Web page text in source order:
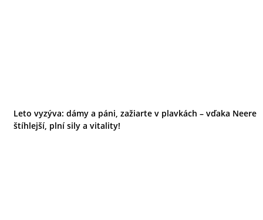
Leto vyzýva: dámy a páni, zažiarte v plavkách – vďaka Neere
štíhlejší, plní sily a vitality!